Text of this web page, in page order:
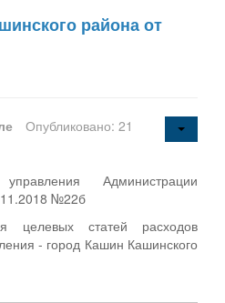
района от
Опубликовано: 21
Администрации
№22б
целевых статей расходов
- город Кашин Кашинского